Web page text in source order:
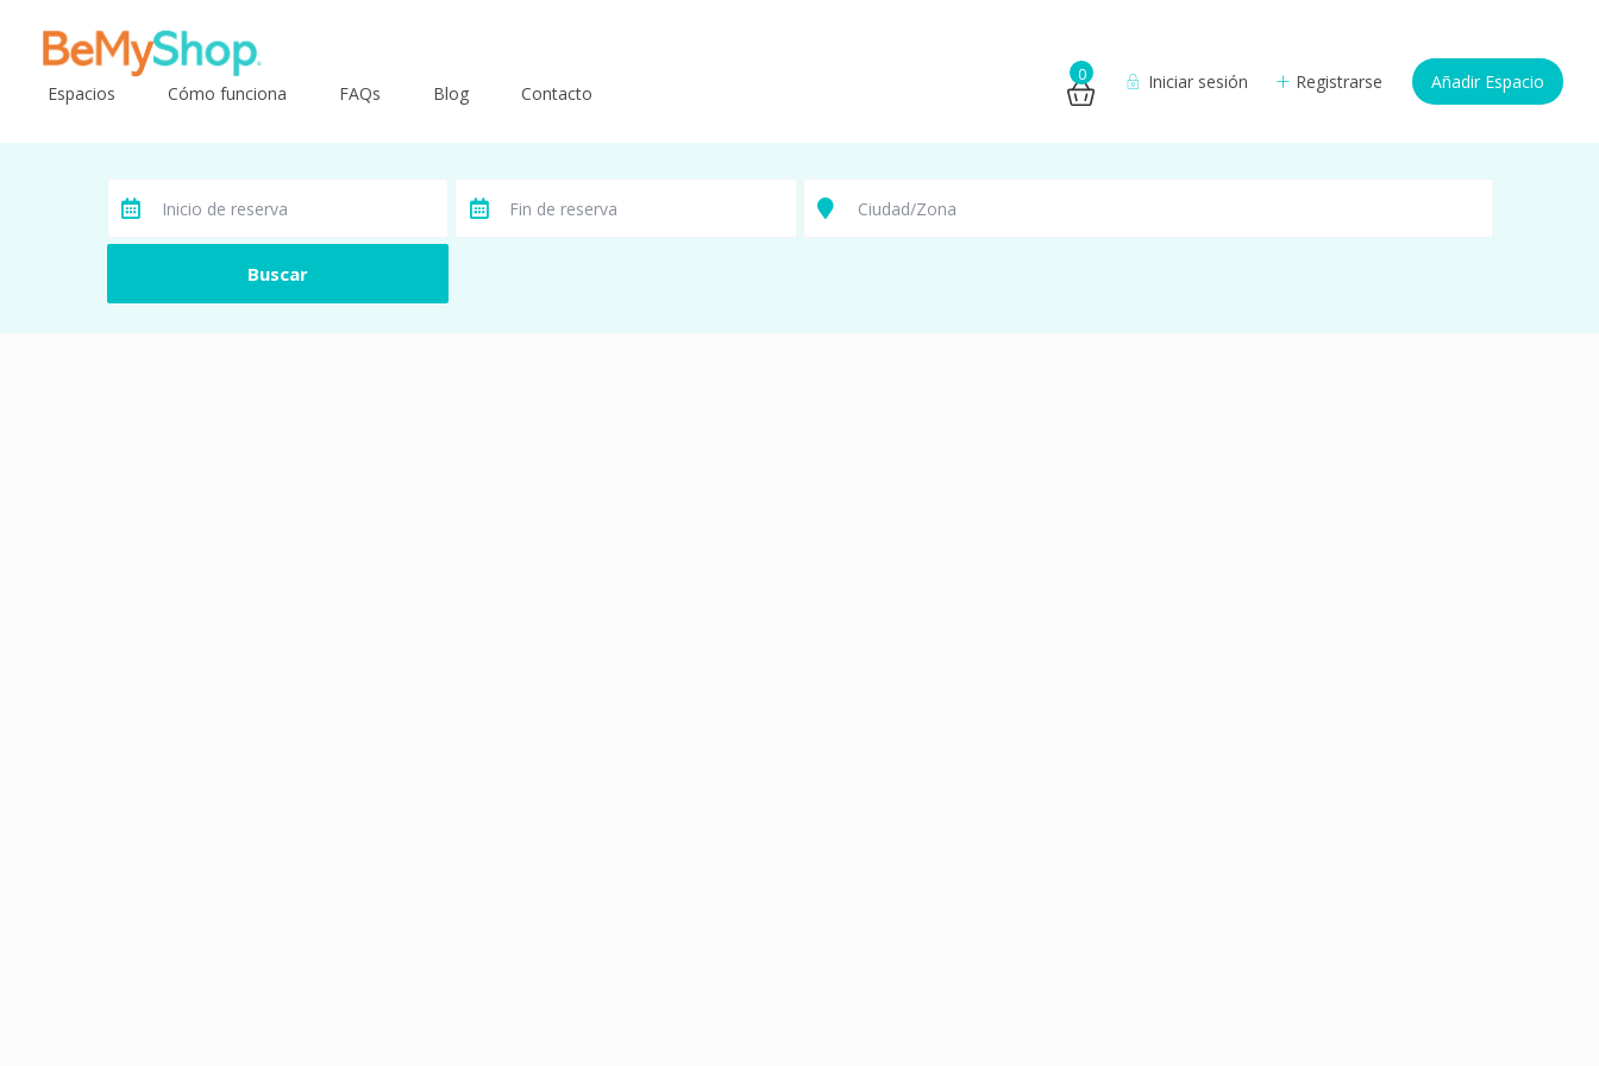
0 Iniciar sesión Registrarse Añadir Espacio
Espacios Cómo funciona FAQs Blog Contacto